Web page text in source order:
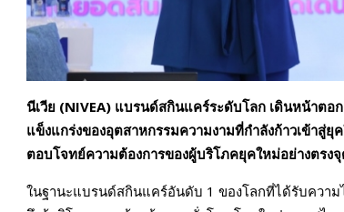
นีเวีย (NIVEA) แบรนด์สกินแคร์ระดับโลก เดินหน้าตอ
แข็งแกร่งของอุตสาหกรรมความงามที่กำลังก้าวเข้าสู่
ตอบโจทย์ความต้องการของผู้บริโภคยุคใหม่อย่างตรง
ในฐานะแบรนด์สกินแคร์อันดับ 1 ของโลกที่ได้รับความ